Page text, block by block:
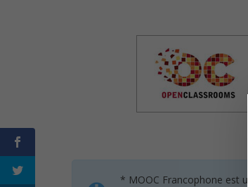
* MOOC Francophone est